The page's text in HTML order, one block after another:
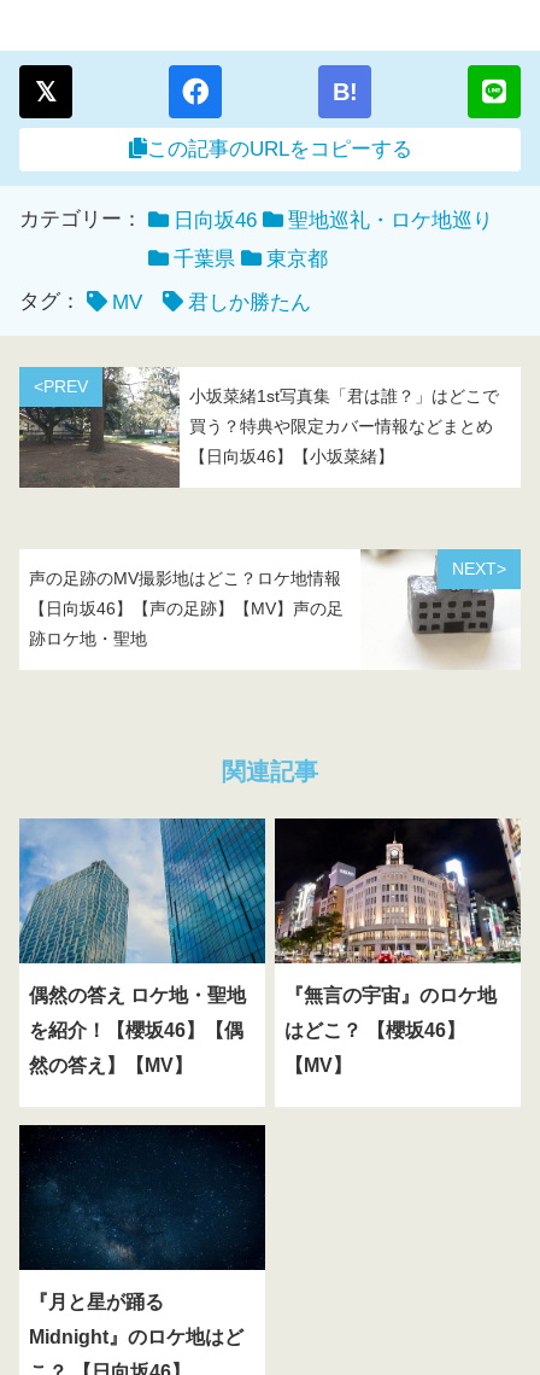
B!
この記事のURLをコピーする
カテゴリー： 日向坂46
聖地巡礼・ロケ地巡り
千葉県
東京都
タグ：
MV 君しか勝たん
<PREV
小坂菜緒1st写真集「君は誰？」はどこで
買う？特典や限定カバー情報などまとめ
【日向坂46】【小坂菜緒】
NEXT>
声の足跡のMV撮影地はどこ？ロケ地情報
【日向坂46】【声の足跡】【MV】声の足
跡ロケ地・聖地
関連記事
偶然の答え ロケ地・聖地
を紹介！【櫻坂46】【偶
然の答え】【MV】
『無言の宇宙』のロケ地
はどこ？ 【櫻坂46】
【MV】
『月と星が踊る
Midnight』のロケ地はど